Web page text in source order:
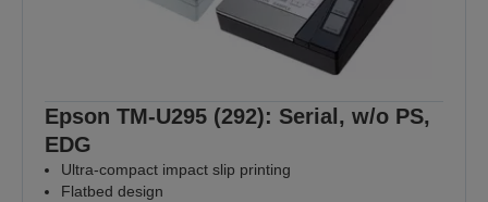
Epson TM-U295 (292): Serial, w/o PS,
EDG
Ultra-compact impact slip printing
Flatbed design